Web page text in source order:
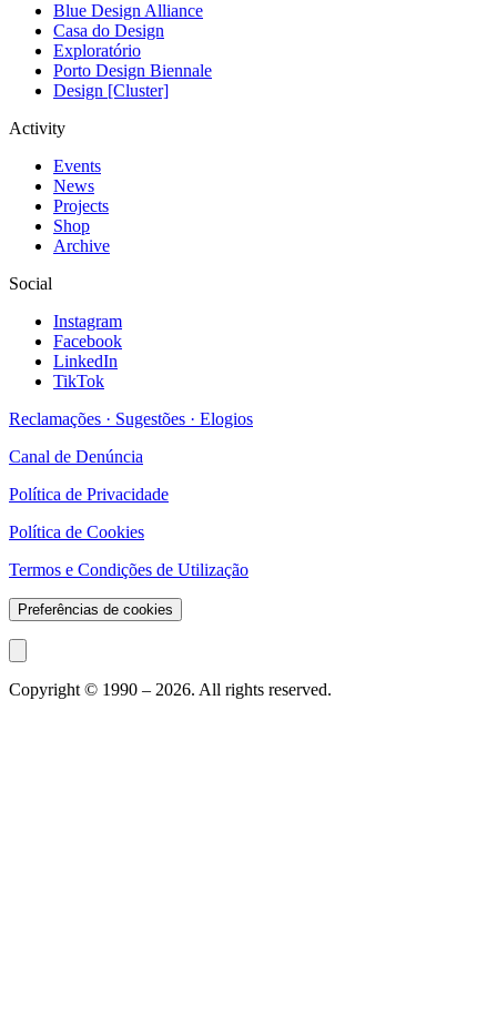
Blue Design Alliance
Casa do Design
Exploratório
Porto Design Biennale
Design [Cluster]
Activity
Events
News
Projects
Shop
Archive
Social
Instagram
Facebook
LinkedIn
TikTok
Reclamações · Sugestões · Elogios
Canal de Denúncia
Política de Privacidade
Política de Cookies
Termos e Condições de Utilização
Preferências de cookies
Copyright © 1990 – 2026. All rights reserved.